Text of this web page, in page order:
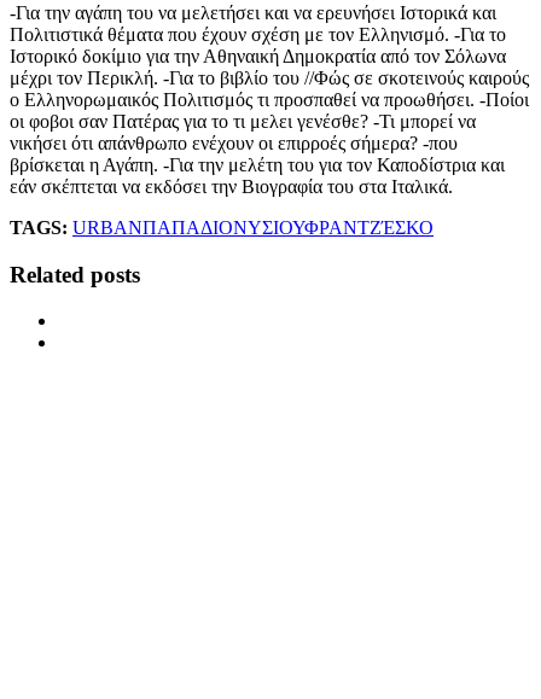
-Για την αγάπη του να μελετήσει και να ερευνήσει Ιστορικά και
Πολιτιστικά θέματα που έχουν σχέση με τον Ελληνισμό. -Για το
Ιστορικό δοκίμιο για την Αθηναική Δημοκρατία από τον Σόλωνα
μέχρι τον Περικλή. -Για το βιβλίο του //Φώς σε σκοτεινούς καιρούς
ο Ελληνορωμαικός Πολιτισμός τι προσπαθεί να προωθήσει. -Ποίοι
οι φοβοι σαν Πατέρας για το τι μελει γενέσθε? -Τι μπορεί να
νικήσει ότι απάνθρωπο ενέχουν οι επιρροές σήμερα? -που
βρίσκεται η Αγάπη. -Για την μελέτη του για τον Καποδίστρια και
εάν σκέπτεται να εκδόσει την Βιογραφία του στα Ιταλικά.
TAGS: URBANΠΑΠΑΔΙΟΝΥΣΙΟΥΦΡΑΝΤΖΈΣΚΟ
Related posts